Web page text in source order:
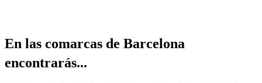
En las comarcas de Barcelona
encontrarás...